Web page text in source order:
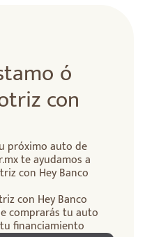
ó
con
próximo auto de
te ayudamos a
con Hey Banco
con Hey Banco
comprarás tu auto
financiamiento